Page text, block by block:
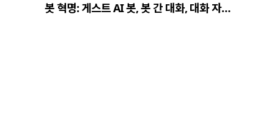
봇 혁명: 게스트 AI 봇, 봇 간 대화, 대화 자…